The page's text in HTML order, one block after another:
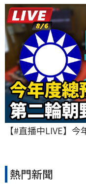
【#直播中LIVE】
熱門新聞